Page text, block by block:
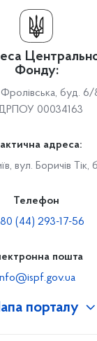
порталу
Фонду:
Фролівська, буд.
00034163
адреса:
вул. Боричів Тік,
Телефон
(44) 293-17-56
пошта